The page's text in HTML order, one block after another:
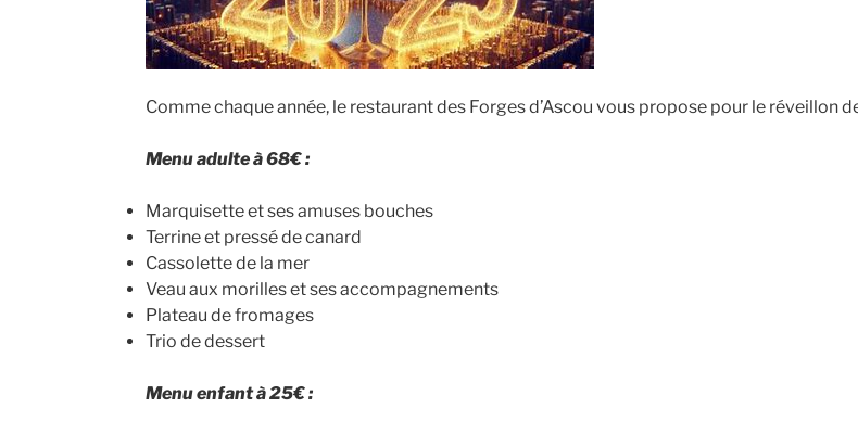
Comme chaque année, le restaurant des Forges d’Ascou vous propose pour le réveillon
Menu adulte à 68€ :
Marquisette et ses amuses bouches
Terrine et pressé de canard
Cassolette de la mer
Veau aux morilles et ses accompagnements
Plateau de fromages
Trio de dessert
Menu enfant à 25€ :